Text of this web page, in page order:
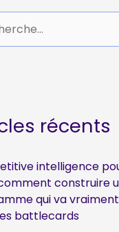
récents
intelligence
construire
qui va
battlecards